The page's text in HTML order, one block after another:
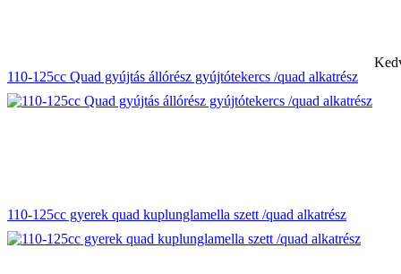
110-125cc Quad gyújtás állórész gyújtótekercs /quad alkatrész
110-125cc gyerek quad kuplunglamella szett /quad alkatrész